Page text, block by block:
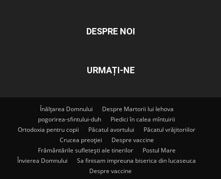
DESPRE NOI
URMAȚI-NE
Înălțarea Domnului
Despre Martorii lui Iehova
pogorirea-sfintului-duh
Piedici în calea mîntuirii
Ortodoxia pentru copii
Păcatul avortului
Păcatul vrăjitoriilor
Crucea preoției
Despre vaccine
Frământările sufletești ale tinerilor
Postul Mare
Învierea Domnului
Sa finisam impreuna biserica din lucaseuca
Despre vaccine